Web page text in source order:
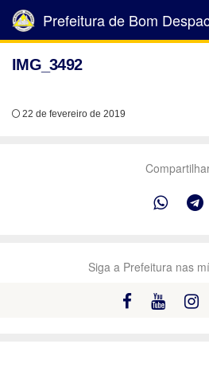
Prefeitura de Bom
IMG_3492
22 de fevereiro de 2019
Siga a Prefeitura nas